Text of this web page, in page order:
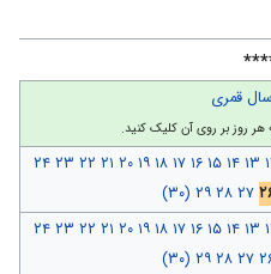
سال قمری
روز بر روی آن کلیک کنید.
۱۳ ۱۴ ۱۵ ۱۶ ۱۷ ۱۸ ۱۹ ۲۰ ۲۱ ۲۲ ۲۳ ۲۴
۲۷ ۲۸ ۲۹ (۳۰)
۱۳ ۱۴ ۱۵ ۱۶ ۱۷ ۱۸ ۱۹ ۲۰ ۲۱ ۲۲ ۲۳ ۲۴
۲۷ ۲۸ ۲۹ (۳۰)